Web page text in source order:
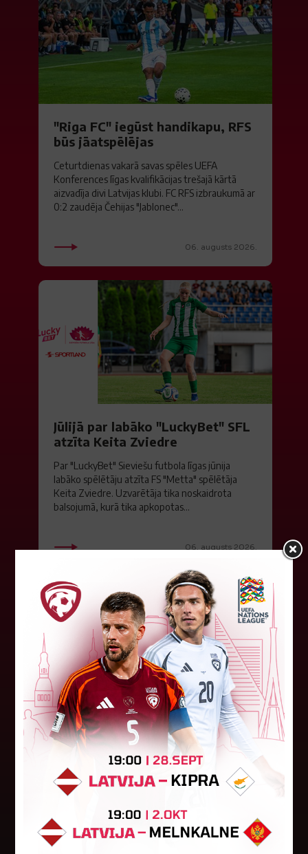
"Riga FC" iegūst handikapu, RFS
būs jāatspēlējas
Ceturtdienas vakarā savas spēles UEFA
Konferences līgas kvalifikācijas trešajā kārtā
aizvadīja divi Latvijas klubi. FC RFS izbraukumā ar
0:2 zaudēja Čehijas "Jablonec"...
06. augusts 2026.
Jūlijā par labāko "LuckyBet" SFL
atzīta Keita Zviedre
Par "LuckyBet" Sieviešu futbola līgas jūnija
labāko spēlētāju atzīta FS "Metta" spēlētāja
Keita Zviedre. Uzvarētāja tika noskaidrota
balsojumā, kurā tika apkopotas...
06. augusts 2026.
"Riga FC Women" liek kārtīgi
pasvīst dānietēm
Latvijas čempions sieviešu futbolā "Riga FC
Women" trešdien aizvadīja UEFA Čempionu līgas
kvalifikācijas otrās kārtas pusfināla spēli Dānijā
05. augusts 2026.